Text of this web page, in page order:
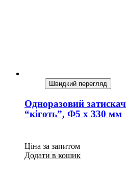
Швидкий перегляд
Одноразовий
“кіготь”, Ф5 x 330 мм
Ціна за запитом
Додати в кошик